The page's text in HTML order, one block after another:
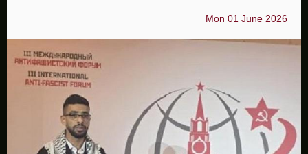
Mon 01 June 2026